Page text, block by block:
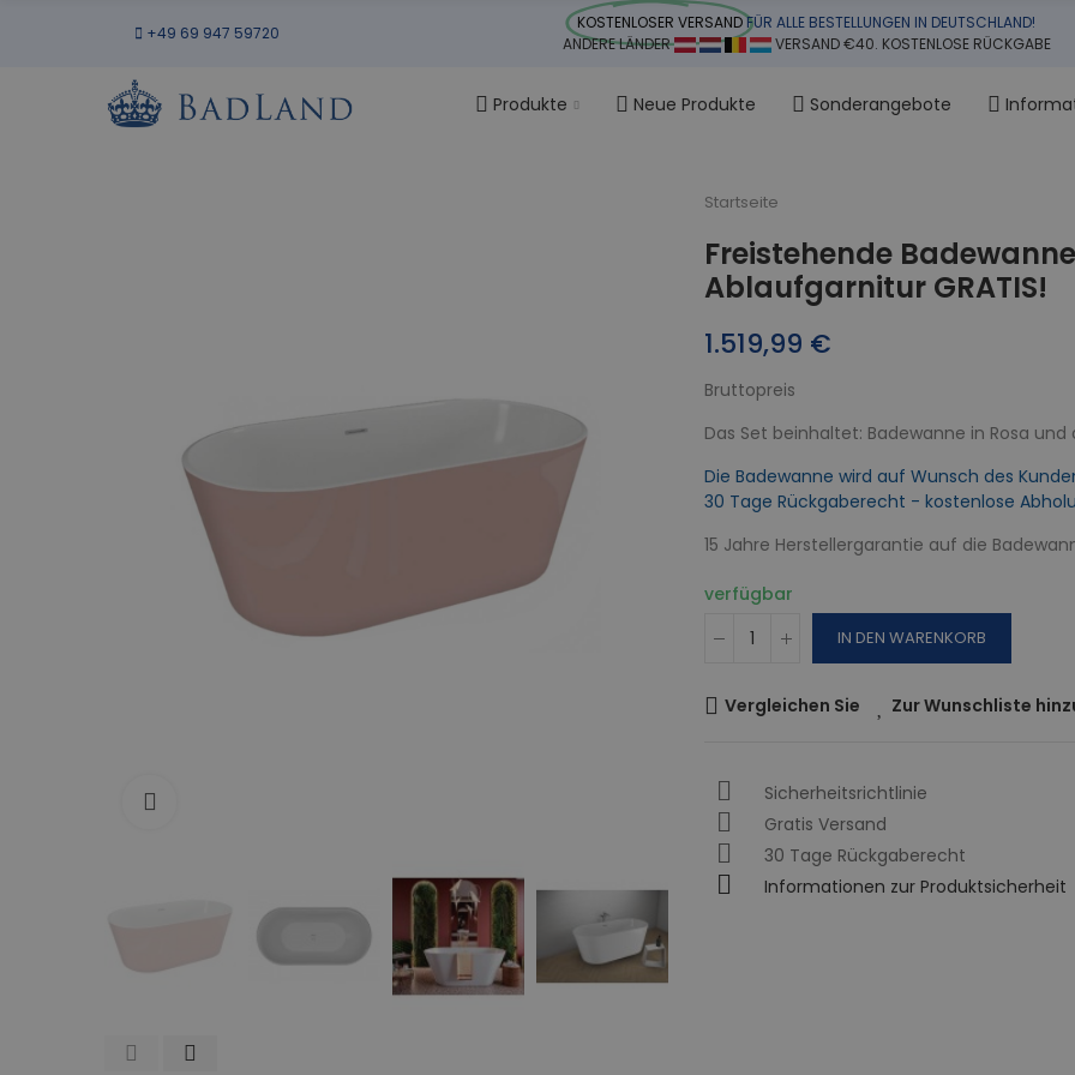
+49 69 947 59720
KOSTENLOSER VERSANDFÜR ALLE BESTELLUNGEN IN DEUTSCHLAND!
ANDERE LÄNDER
VERSAND €40. KOSTENLOSE RÜCKGABE
Produkte Neue Produkte Sonderangebote
Startseite
Freistehende Badewanne
Ablaufgarnitur GRATIS!
1.519,99 €
Bruttopreis
Das Set beinhaltet: Badewanne in Rosa
Die Badewanne wird auf Wunsch des
30 Tage Rückgaberecht - kostenlose
15 Jahre Herstellergarantie auf die
verfügbar
IN DEN WARENKORB
Vergleichen Sie Zur Wunschliste
Sicherheitsrichtlinie
Gratis Versand
30 Tage Rückgaberecht
Informationen zur Produktsicherheit